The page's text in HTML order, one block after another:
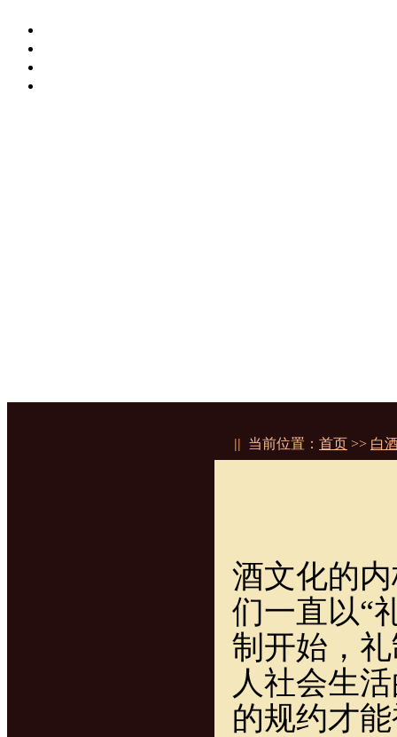
|| 当前位置： 首页 >> 白
酒文化的
们一直以“
制开始，
人社会生
的规约才